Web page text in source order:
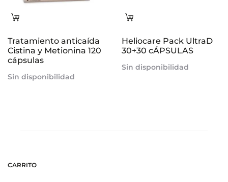
Leer
Tratamiento anticaída
Cistina y Metionina 120
cápsulas
Sin disponibilidad
Leer
Heliocare Pack UltraD
30+30 cÁPSULAS
Sin disponibilidad
CARRITO